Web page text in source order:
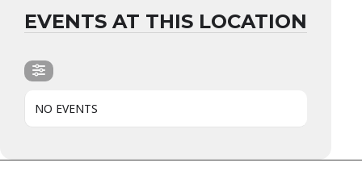
EVENTS AT THIS LOCATION
NO EVENTS